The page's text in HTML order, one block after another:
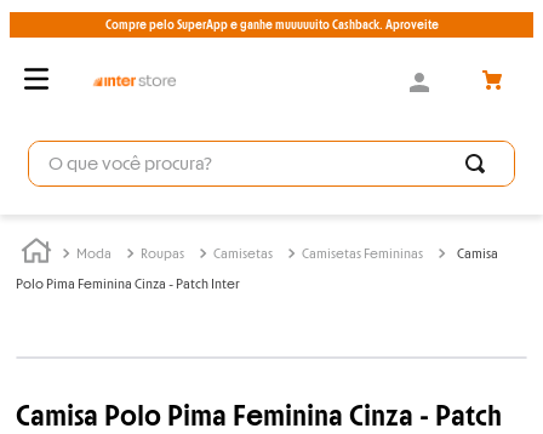
Compre pelo SuperApp e ganhe muuuuuito Cashback. Aproveite
Moda Roupas Camisetas Camisetas Femininas
Camisa
Polo Pima Feminina Cinza - Patch Inter
Camisa Polo Pima Feminina Cinza - Patch